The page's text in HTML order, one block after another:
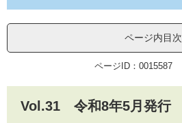
ページ内目次
ページID：0015587
Vol.31 令和8年5月発行